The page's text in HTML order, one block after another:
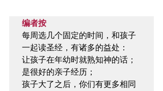
编者按
每周选几个固定的时间，和孩子
一起读圣经，有诸多的益处：
让孩子在年幼时就熟知神的话；
是很好的亲子经历；
孩子大了之后，你们有更多相同